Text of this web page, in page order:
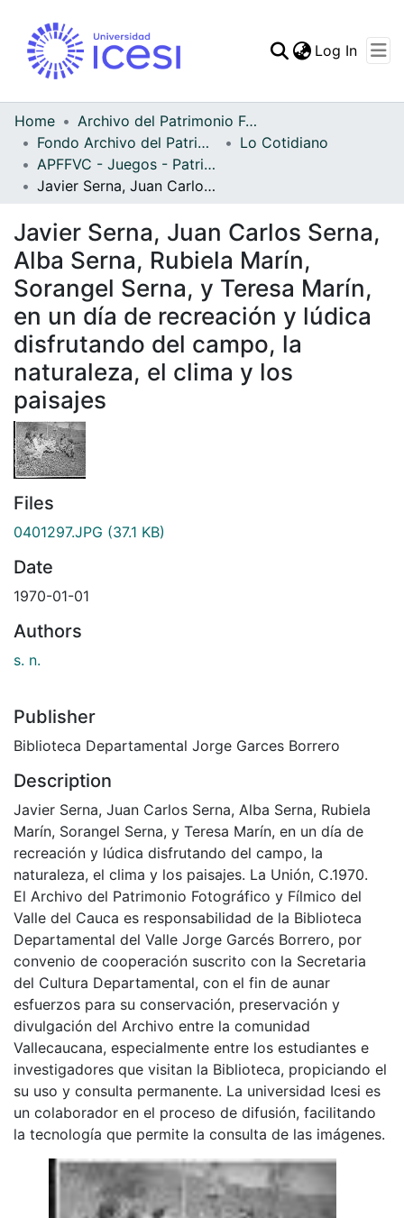
Statistics
Log In
Home
Archivo del Patrimonio Fotográfico y Fílmico del Valle del Cauca
Fondo Archivo del Patrimonio Fotográfico y Fílmico del Valle del Cauca
Lo Cotidiano
APFFVC - Juegos - Patrimonial
Javier Serna, Juan Carlos Serna, Alba Serna, Rubiela Marín, Sorangel Serna, y Teresa Marín, en un día de recreación y lúdica disfrutando del campo, la naturaleza, el clima y los paisajes
Javier Serna, Juan Carlos Serna,
Alba Serna, Rubiela Marín,
Sorangel Serna, y Teresa Marín,
en un día de recreación y lúdica
disfrutando del campo, la
naturaleza, el clima y los
paisajes
Files
0401297.JPG (37.1 KB)
Date
1970-01-01
Authors
s. n.
Publisher
Biblioteca Departamental Jorge Garces Borrero
Description
Javier Serna, Juan Carlos Serna, Alba Serna, Rubiela
Marín, Sorangel Serna, y Teresa Marín, en un día de
recreación y lúdica disfrutando del campo, la
naturaleza, el clima y los paisajes. La Unión, C.1970.
El Archivo del Patrimonio Fotográfico y Fílmico del
Valle del Cauca es responsabilidad de la Biblioteca
Departamental del Valle Jorge Garcés Borrero, por
convenio de cooperación suscrito con la Secretaria
del Cultura Departamental, con el fin de aunar
esfuerzos para su conservación, preservación y
divulgación del Archivo entre la comunidad
Vallecaucana, especialmente entre los estudiantes e
investigadores que visitan la Biblioteca, propiciando el
su uso y consulta permanente. La universidad Icesi es
un colaborador en el proceso de difusión, facilitando
la tecnología que permite la consulta de las imágenes.